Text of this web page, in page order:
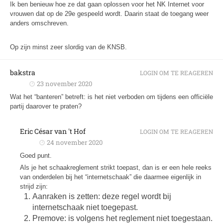
Ik ben benieuw hoe ze dat gaan oplossen voor het NK Internet voor
vrouwen dat op de 29e gespeeld wordt. Daarin staat de toegang weer
anders omschreven.
Op zijn minst zeer slordig van de KNSB.
bakstra
23 november 2020
Wat het “banteren” betreft: is het niet verboden om tijdens een officiële
partij daarover te praten?
LOGIN OM TE REAGEREN
Eric César van 't Hof
24 november 2020
Goed punt.
Als je het schaakreglement strikt toepast, dan is er een hele reeks
van onderdelen bij het “internetschaak” die daarmee eigenlijk in
strijd zijn:
Aanraken is zetten: deze regel wordt bij
internetschaak niet toegepast.
Premove: is volgens het reglement niet toegestaan.
LOGIN OM TE REAGEREN